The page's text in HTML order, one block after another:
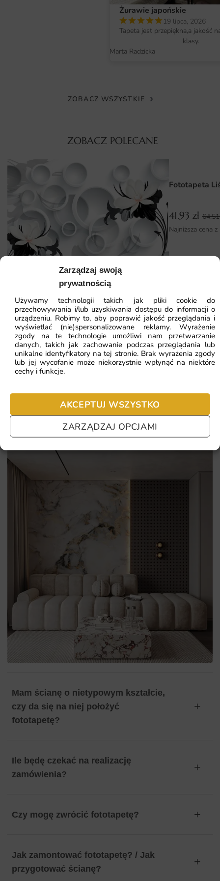
Zarządzaj swoją
prywatnością
Używamy technologii takich jak pliki cookie do
przechowywania i/lub uzyskiwania dostępu do informacji o
urządzeniu. Robimy to, aby poprawić jakość przeglądania i
wyświetlać (nie)spersonalizowane reklamy. Wyrażenie
zgody na te technologie umożliwi nam przetwarzanie
danych, takich jak zachowanie podczas przeglądania lub
unikalne identyfikatory na tej stronie. Brak wyrażenia zgody
lub jej wycofanie może niekorzystnie wpłynąć na niektóre
cechy i funkcje.
AKCEPTUJ WSZYSTKO
ZARZĄDZAJ OPCJAMI
nasycone, a detale wyjątkowo ostre. Materiał jest
bezzapachowy, odporny na blaknięcie i bezpieczny dla
domowników, w tym alergików oraz dzieci.
Faktura podłoża dodatkowo wzbogaca odbiór grafiki,
podać dokładne wymiary ściany, a my dopasujemy grafikę
wygodne pasy, które układa się łatwo nawet bez
Montaż przebiega szybko: przygotowane podłoże, klej do
tapet i staranne dopasowanie krawędzi to wszystko,
czego potrzeba do uzyskania profesjonalnego efektu. W
razie potrzeby służymy wskazówkami na każdym etapie
zamówienia.
Dlaczego warto wybrać tę fototapetę
Decydując się na fototapetę Cicha Przystań, otrzymujesz
nie tylko estetyczną dekorację, ale i trwały produkt, który
posłuży na lata. Każdy egzemplarz jest drukowany na
zamówienie z dbałością o szczegóły.
wrażenie szerokiej, otwartej przestrzeni
wakacyjna atmosfera obecna w domu cały rok
głęboki błękit działający odprężająco
Żurawie japońskie
19 lipca, 2026
Tapeta jest przepiękna,a jakość
klasy.
Marta Radzicka
ZOBACZ WSZYSTKIE
ZOBACZ POLECANE
Fototapeta Białe Kwiaty 3D
41.93zł 64.51zł
Najniższa cena z 30 dni: 41.93zł
Fototapeta
41.93 zł
Najniższa cena
ZOBACZ WSZYSTKIE
Najczęściej zadawane pytania
Pomagamy i doradzamy przy każdym zakupie. Ale jeżeli
nie chcesz czekać – sprawdź najczęściej zadawane pytania.
Mam ścianę o nietypowym kształcie,
czy da się na niej położyć
fototapetę?
Ile będę czekać na realizację
zamówienia?
Czy mogę zwrócić fototapetę?
Jak zamontować fototapetę? / Jak
przygotować ścianę?